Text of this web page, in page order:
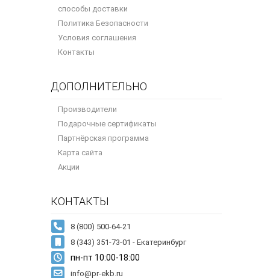
способы доставки
Политика Безопасности
Условия соглашения
Контакты
ДОПОЛНИТЕЛЬНО
Производители
Подарочные сертификаты
Партнёрская программа
Карта сайта
Акции
КОНТАКТЫ
8 (343) 351-73-01 - Екатеринбург
пн-пт 10:00-18:00
info@pr-ekb.ru